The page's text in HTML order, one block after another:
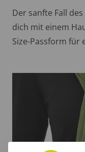
Der sanfte Fall
dich mit einem
Size-Passform für